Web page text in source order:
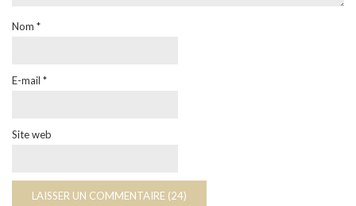
Nom *
E-mail *
Site web